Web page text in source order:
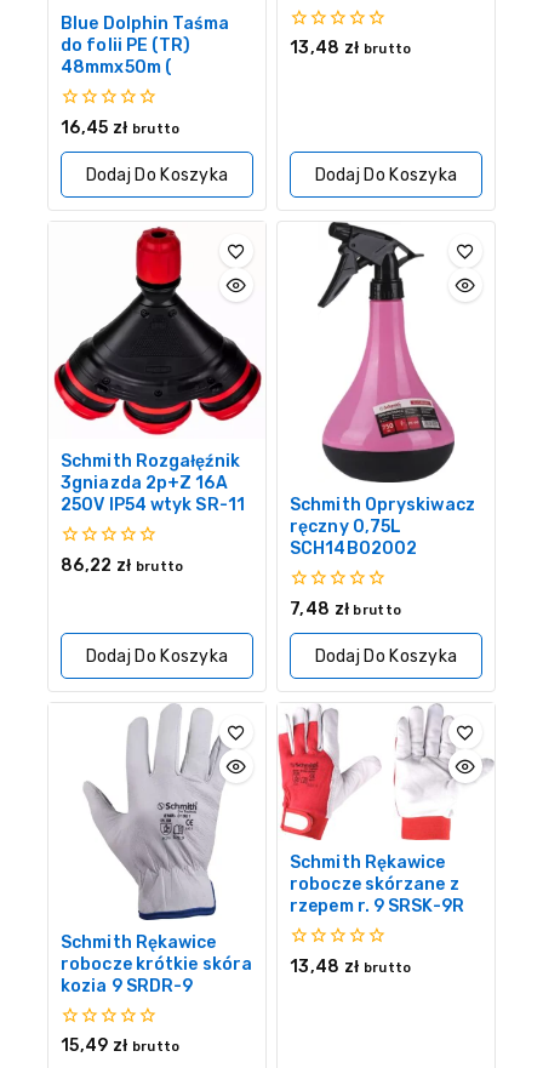
Blue Dolphin Taśma
do folii PE (TR)
48mmx50m (
0
5
16,45 zł brutto
Dodaj Do Koszyka
0
13,48 zł brutto
Dodaj Do Koszyka
Schmith Rozgałęźnik
3gniazda 2p+Z 16A
250V IP54 wtyk SR-11
0
86,22 zł brutto
Dodaj Do Koszyka
Schmith Opryskiwacz
ręczny 0,75L
SCH14B02002
0
5
7,48 zł brutto
Dodaj Do Koszyka
Schmith Rękawice
robocze krótkie skóra
kozia 9 SRDR-9
0
15,49 zł brutto
Schmith Rękawice
robocze skórzane z
rzepem r. 9 SRSK-9R
0
13,48 zł brutto